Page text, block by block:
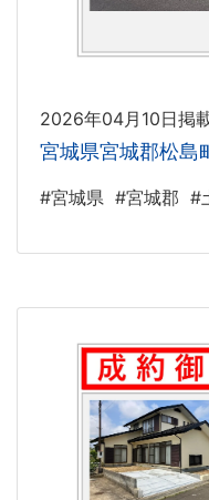
2026年04月10日掲
宮城県宮城郡松島
#宮城県 #宮城郡 #